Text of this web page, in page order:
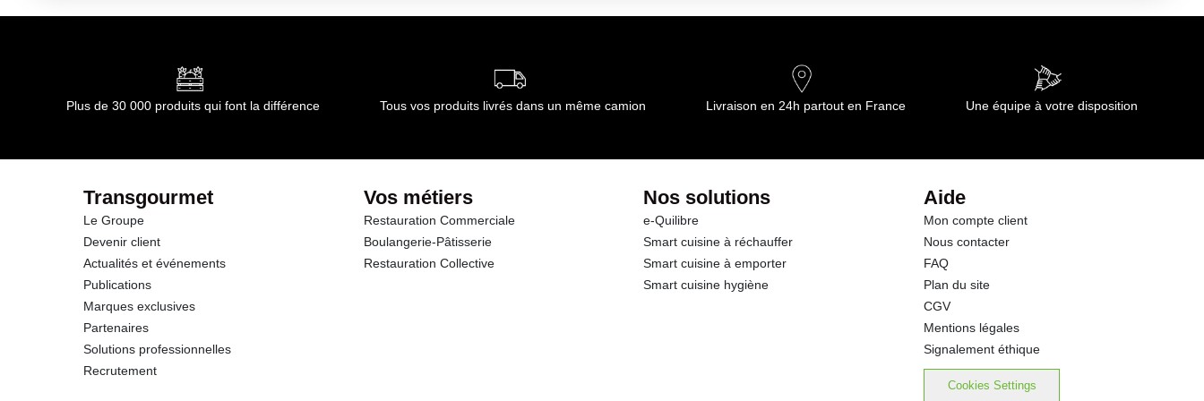
Plus de 30 000 produits qui font la différence Tous vos produits livrés dans un même camion Livraison en 24h partout en France Une équipe à votre disposition
Transgourmet
Le Groupe
Devenir client
Actualités et événements
Publications
Marques exclusives
Partenaires
Solutions professionnelles
Recrutement
Vos métiers
Restauration Commerciale
Boulangerie-Pâtisserie
Restauration Collective
Nos solutions
e-Quilibre
Smart cuisine à réchauffer
Smart cuisine à emporter
Smart cuisine hygiène
Aide
Mon compte client
Nous contacter
FAQ
Plan du site
CGV
Mentions légales
Signalement éthique
Cookies Settings